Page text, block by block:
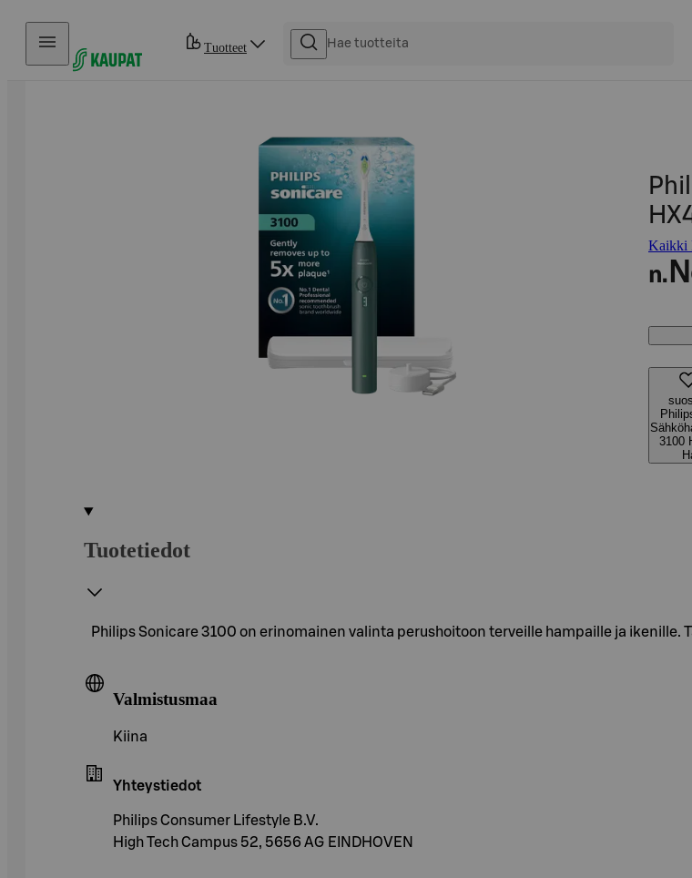
Hyppää sisältöön
Tuotteet
Kaikki
n.
3100
Tuotetiedot
Philips Sonicare 3100 on erinomainen valinta perushoitoon terveille hampaille ja
Valmistusmaa
Kiina
Yhteystiedot
Philips Consumer Lifestyle B.V.
High Tech Campus 52, 5656 AG EINDHOVEN